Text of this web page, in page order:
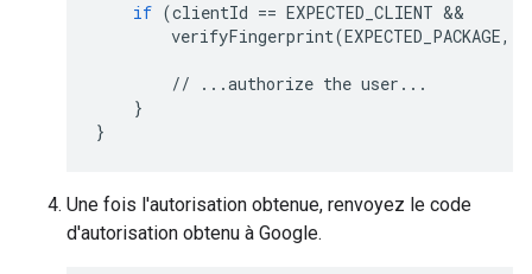
if (clientId == EXPECTED_CLIENT
verifyFingerprint(EXPECTED_PACKAGE,
// ...authorize the user ...
}
}
Une fois l'autorisation obtenue, renvoyez le code
d'autorisation obtenu à Google.